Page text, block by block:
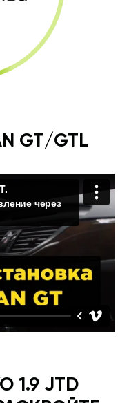
GT/GTL
1.9 JTD